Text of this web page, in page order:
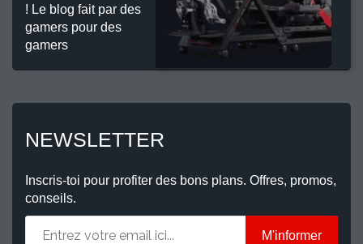
! Le blog fait par des
gamers pour des
gamers
NEWSLETTER
Inscris-toi pour profiter des bons plans. Offres, promos,
conseils.
M'informer